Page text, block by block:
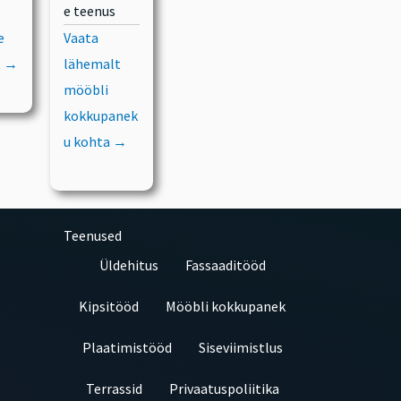
→
e teenus
Vaata
lähemalt
mööbli
kokkupanek
u kohta →
Teenused
Üldehitus
Fassaaditööd
Kipsitööd Mööbli kokkupanek
Plaatimistööd Siseviimistlus
Terrassid Privaatuspoliitika